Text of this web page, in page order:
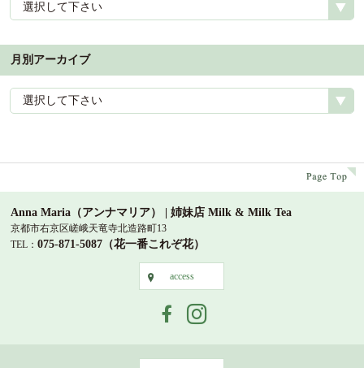
選択して下さい
月別アーカイブ
選択して下さい
Anna Maria（アンナマリア） | 姉妹店 Milk & Milk Tea
京都市右京区嵯峨天竜寺北造路町13
TEL：075-871-5087（花一番これぞ花）
access